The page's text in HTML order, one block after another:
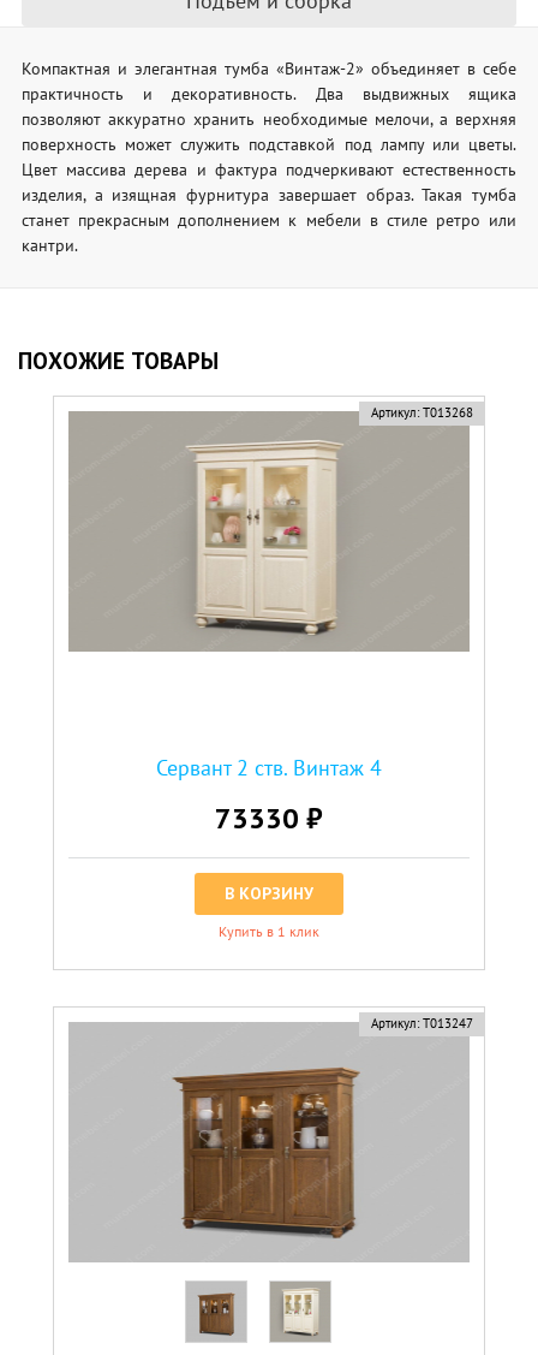
Компактная и элегантная тумба «Винтаж-2» объединяет в себе
практичность и декоративность. Два выдвижных ящика
позволяют аккуратно хранить необходимые мелочи, а верхняя
поверхность может служить подставкой под лампу или цветы.
Цвет массива дерева и фактура подчеркивают естественность
изделия, а изящная фурнитура завершает образ. Такая тумба
станет прекрасным дополнением к мебели в стиле ретро или
кантри.
ПОХОЖИЕ ТОВАРЫ
Артикул: Т013268
Сервант 2 ств. Винтаж 4
73330 ₽
В КОРЗИНУ
Купить в 1 клик
Артикул: Т013247